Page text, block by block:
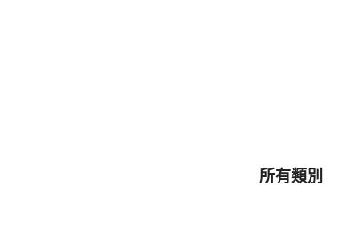
所有類別